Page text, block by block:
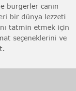
burgerler canın
bir dünya lezzeti
tatmin etmek için
seçeneklerini ve